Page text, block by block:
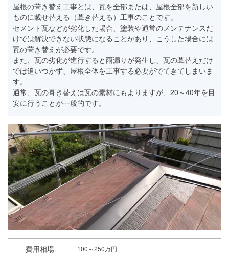
屋根の葺き替え工事とは、瓦を全部または、屋根全部を新しい
ものに載せ替える（葺き替える）工事のことです。
セメント瓦などが劣化した場合、塗装や通常のメンテナンスだ
けでは解決できない状態になることがあり、こうした場合には
瓦の葺き替えが必要です。
また、瓦の劣化が進行すると雨漏りが発生し、瓦の葺替えだけ
では追いつかず、屋根全体を工事する必要がでてきてしまいま
す。
通常、瓦の葺き替えは瓦の素材にもよりますが、20～40年を目
安に行うことが一般的です。
費用相場 100～250万円